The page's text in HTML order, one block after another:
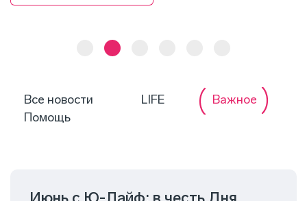
Все новости LIFE
Важное
Помощь